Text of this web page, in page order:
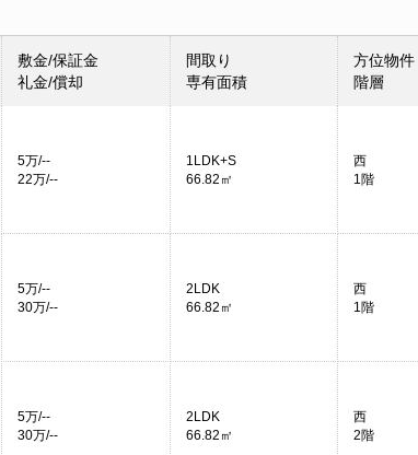
敷金/保証金
礼金/償却
間取り
専有面積
方位物件
階層
5万/--
22万/--
1LDK+S
66.82㎡
西
1階
5万/--
30万/--
2LDK
66.82㎡
西
1階
5万/--
30万/--
2LDK
66.82㎡
西
2階